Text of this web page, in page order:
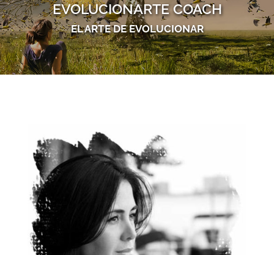
EVOLUCIONARTE COACH
EL ARTE DE EVOLUCIONAR